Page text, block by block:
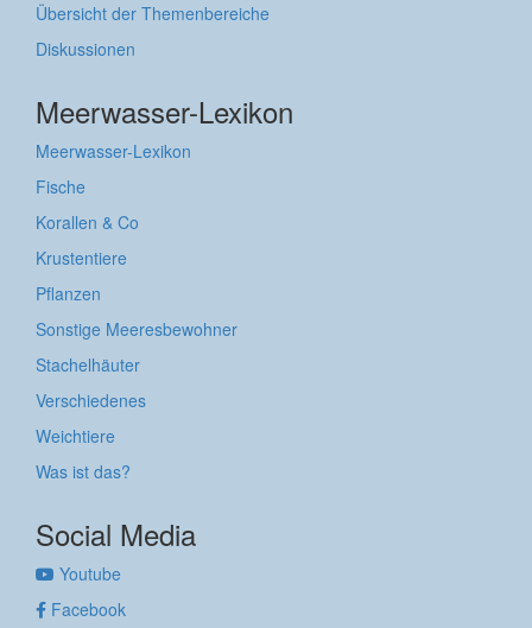
Übersicht der Themenbereiche
Diskussionen
Meerwasser-Lexikon
Meerwasser-Lexikon
Fische
Korallen & Co
Krustentiere
Pflanzen
Sonstige Meeresbewohner
Stachelhäuter
Verschiedenes
Weichtiere
Was ist das?
Social Media
Youtube
Facebook